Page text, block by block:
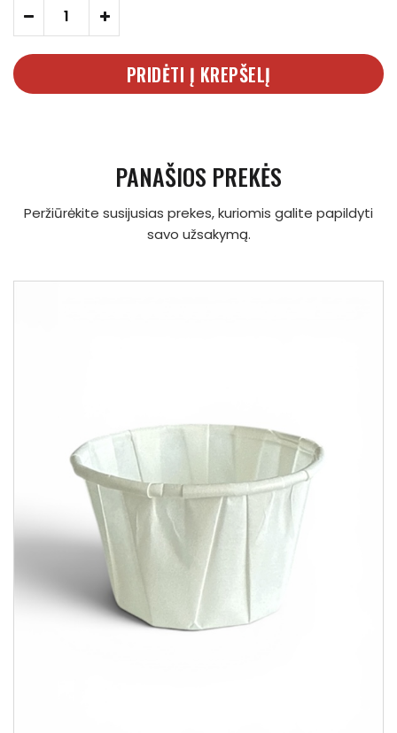
- +
PRIDĖTI Į KREPŠELĮ
PANAŠIOS PREKĖS
Peržiūrėkite susijusias prekes, kuriomis galite papildyti
savo užsakymą.